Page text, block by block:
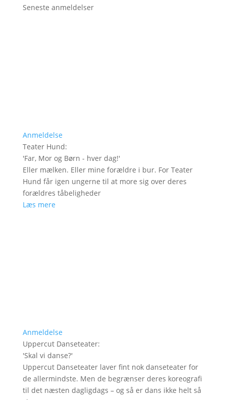
Seneste anmeldelser
Anmeldelse
Teater Hund:
'Far, Mor og Børn - hver dag!'
Eller mælken. Eller mine forældre i bur. For Teater
Hund får igen ungerne til at more sig over deres
forældres tåbeligheder
Læs mere
Anmeldelse
Uppercut Danseteater:
'Skal vi danse?'
Uppercut Danseteater laver fint nok danseteater for
de allermindste. Men de begrænser deres koreografi
til det næsten dagligdags – og så er dans ikke helt så